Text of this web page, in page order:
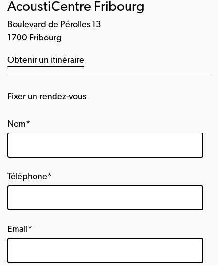
AcoustiCentre Fribourg
Boulevard de Pérolles 13
1700 Fribourg
Obtenir un itinéraire
Fixer un rendez-vous
Nom*
Téléphone*
Email*